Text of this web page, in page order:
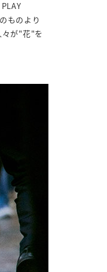
ものより
々が"花"を